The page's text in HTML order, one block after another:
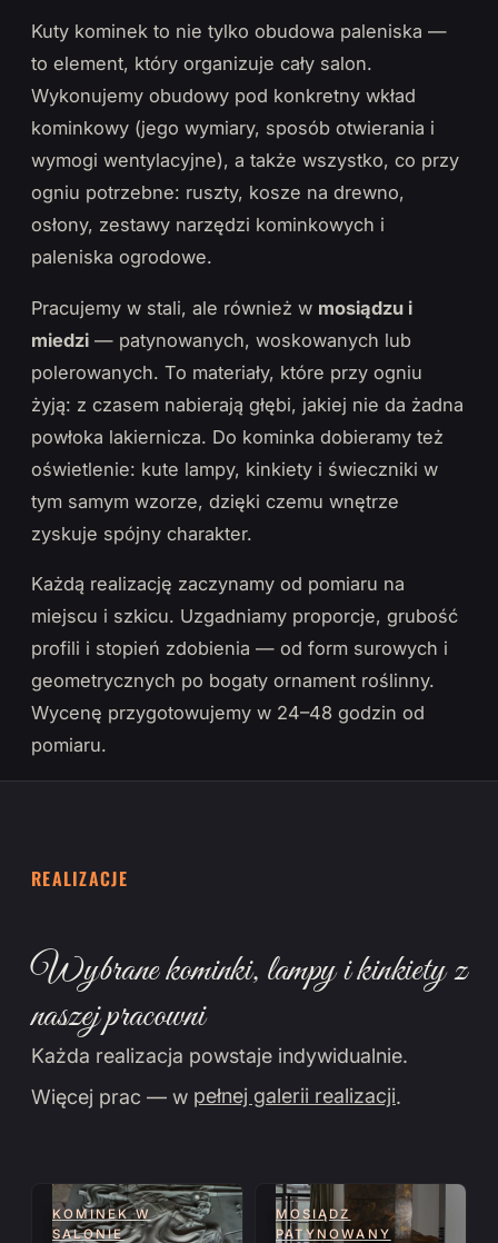
Kuty kominek to nie tylko obudowa paleniska —
to element, który organizuje cały salon.
Wykonujemy obudowy pod konkretny wkład
kominkowy (jego wymiary, sposób otwierania i
wymogi wentylacyjne), a także wszystko, co przy
ogniu potrzebne: ruszty, kosze na drewno,
osłony, zestawy narzędzi kominkowych i
paleniska ogrodowe.
Pracujemy w stali, ale również w mosiądzu i
miedzi — patynowanych, woskowanych lub
polerowanych. To materiały, które przy ogniu
żyją: z czasem nabierają głębi, jakiej nie da żadna
powłoka lakiernicza. Do kominka dobieramy też
oświetlenie: kute lampy, kinkiety i świeczniki w
tym samym wzorze, dzięki czemu wnętrze
zyskuje spójny charakter.
Każdą realizację zaczynamy od pomiaru na
miejscu i szkicu. Uzgadniamy proporcje, grubość
profili i stopień zdobienia — od form surowych i
geometrycznych po bogaty ornament roślinny.
Wycenę przygotowujemy w 24–48 godzin od
pomiaru.
REALIZACJE
Wybrane kominki, lampy i kinkiety z
naszej pracowni
Każda realizacja powstaje indywidualnie.
Więcej prac — w pełnej galerii realizacji.
KOMINEK W
SALONIE
MOSIĄDZ
PATYNOWANY